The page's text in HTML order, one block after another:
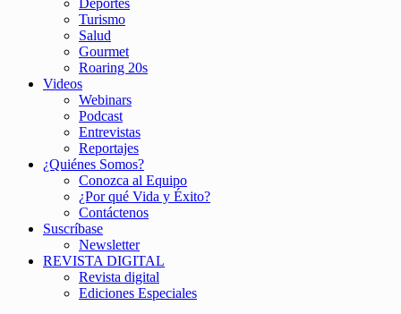
Deportes
Turismo
Salud
Gourmet
Roaring 20s
Videos
Webinars
Podcast
Entrevistas
Reportajes
¿Quiénes Somos?
Conozca al Equipo
¿Por qué Vida y Éxito?
Contáctenos
Suscríbase
Newsletter
REVISTA DIGITAL
Revista digital
Ediciones Especiales